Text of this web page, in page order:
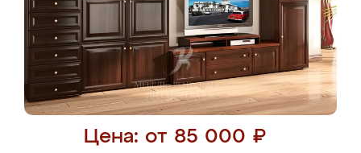
Цена: от 85 000 ₽